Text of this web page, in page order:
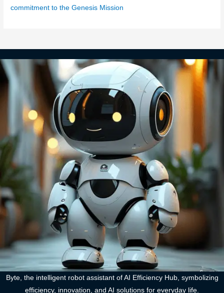
commitment to the Genesis Mission
Byte, the intelligent robot assistant of AI Efficiency Hub, symbolizing
efficiency, innovation, and AI solutions for everyday life.